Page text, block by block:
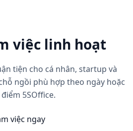
việc linh hoạt
tiện cho cá nhân, startup và
ngồi phù hợp theo ngày hoặc
5SOffice.
việc ngay